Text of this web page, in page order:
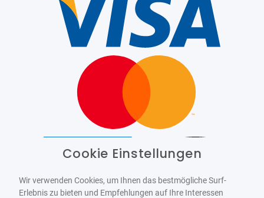
WCAG-2.1-AA
Cookie Einstellungen
Wir verwenden Cookies, um Ihnen das bestmögliche Surf-
Erlebnis zu bieten und Empfehlungen auf Ihre Interessen